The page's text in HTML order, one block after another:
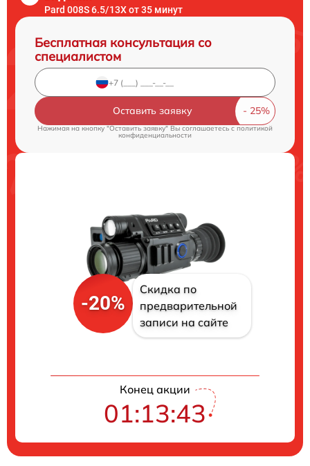
Pard 008S 6.5/13X от 35 минут
Бесплатная консультация со
специалистом
Оставить заявку
Нажимая на кнопку "Оставить заявку" Вы соглашаетесь c политикой
конфиденциальности
-20%
Скидка по
предварительной
записи на сайте
Конец акции
01:13:42